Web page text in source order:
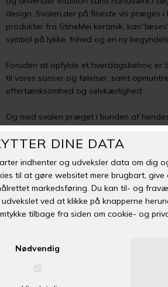
design. Svalen,der på fineste vis præges i
produkter fra StineMei keramik,
symbol på lykke, frihed og en ny
Foruden at opfylde et hverdagsbehov, er
til vores sanser og følelser, samt
eftertænksomhed og selvkærlighed.
Og med svalen præget i bunden af
hjem.
Alle produkter er hånddrejet eller
præsenteres i små oplag eller i “one of a
sagtens være forskel i størrelse,
Alle produkter tåler opvaskemaskine.
TILFØJ TIL ØNSKESKYEN